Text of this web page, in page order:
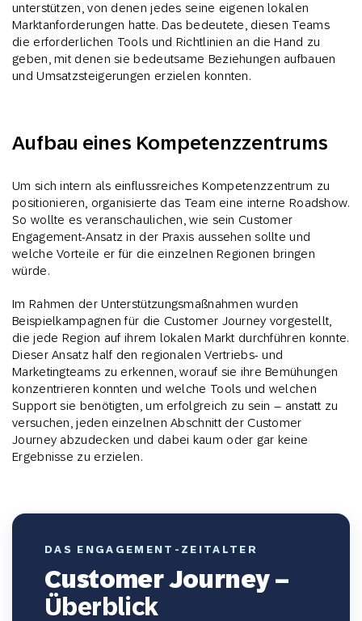
unterstützen, von denen jedes seine eigenen lokalen
Marktanforderungen hatte. Das bedeutete, diesen Teams
die erforderlichen Tools und Richtlinien an die Hand zu
geben, mit denen sie bedeutsame Beziehungen aufbauen
und Umsatzsteigerungen erzielen konnten.
Aufbau eines Kompetenzzentrums
Um sich intern als einflussreiches Kompetenzzentrum zu
positionieren, organisierte das Team eine interne Roadshow.
So wollte es veranschaulichen, wie sein Customer
Engagement-Ansatz in der Praxis aussehen sollte und
welche Vorteile er für die einzelnen Regionen bringen
würde.
Im Rahmen der Unterstützungsmaßnahmen wurden
Beispielkampagnen für die Customer Journey vorgestellt,
die jede Region auf ihrem lokalen Markt durchführen konnte.
Dieser Ansatz half den regionalen Vertriebs- und
Marketingteams zu erkennen, worauf sie ihre Bemühungen
konzentrieren konnten und welche Tools und welchen
Support sie benötigten, um erfolgreich zu sein – anstatt zu
versuchen, jeden einzelnen Abschnitt der Customer
Journey abzudecken und dabei kaum oder gar keine
Ergebnisse zu erzielen.
DAS ENGAGEMENT-ZEITALTER
Customer Journey –
Überblick